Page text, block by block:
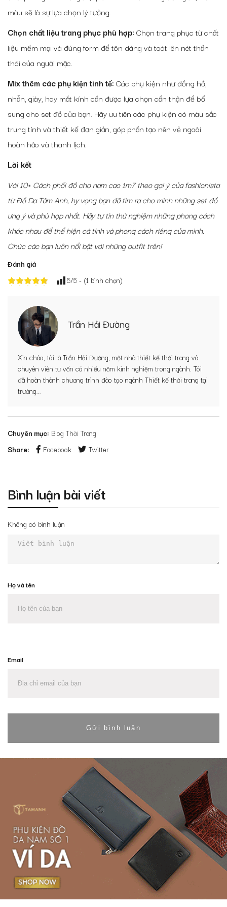
màu sẽ là sự lựa chọn lý tưởng.
Chọn chất liệu trang phục phù hợp: Chọn trang phục từ chất
liệu mềm mại và đứng form để tôn dáng và toát lên nét thần
thái của người mặc.
Mix thêm các phụ kiện tinh tế: Các phụ kiện như đồng hồ,
nhẫn, giày, hay mắt kính cần được lựa chọn cẩn thận để bổ
sung cho set đồ của bạn. Hãy ưu tiên các phụ kiện có màu sắc
trung tính và thiết kế đơn giản, góp phần tạo nên vẻ ngoài
hoàn hảo và thanh lịch.
Lời kết
Với10+ Cách phối đồ cho nam cao 1m7 theo gợi ý của fashionista
từĐồ Da Tâm Anh, hy vọng bạn đã tìm ra cho mình những set đồ
ưng ý và phù hợp nhất. Hãy tự tin thử nghiệm những phong cách
khác nhau để thể hiện cá tính và phong cách riêng của mình.
Chúc các bạn luôn nổi bật với những outfit trên!
Đánh giá
5/5 - (1 bình chọn)
Trần Hải Đường
Xin chào, tôi là Trần Hải Đường, một nhà thiết kế thời trang và
chuyên viên tư vấn có nhiều năm kinh nghiệm trong ngành. Tôi
đã hoàn thành chương trình đào tạo ngành Thiết kế thời trang tại
trường...
Chuyên mục: Blog Thời Trang
Share:
Facebook Twitter
Bình luận bài viết
Không có bình luận
Họ và tên
Email